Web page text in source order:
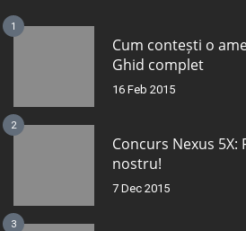
1
Cum contești o
Ghid complet
16 Feb 2015
2
Concurs Nexus
nostru!
7 Dec 2015
3